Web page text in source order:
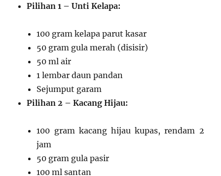
Pilihan 1 – Unti Kelapa:
100 gram kelapa parut kasar
50 gram gula merah (disisir)
50 ml air
1 lembar daun pandan
Sejumput garam
Pilihan 2 – Kacang Hijau:
100 gram kacang hijau kupas, rendam 2
jam
50 gram gula pasir
100 ml santan